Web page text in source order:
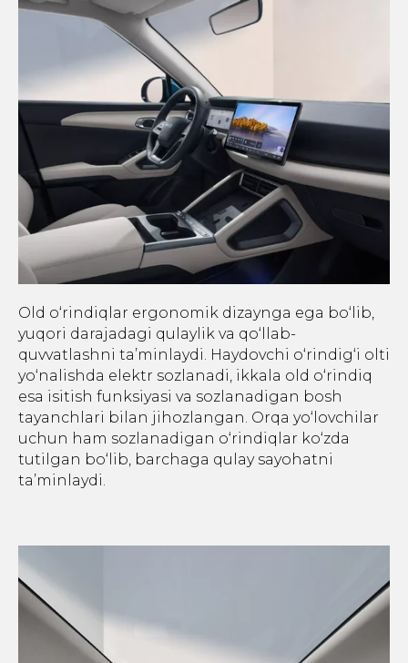
Old o‘rindiqlar ergonomik dizaynga ega bo‘lib,
yuqori darajadagi qulaylik va qo‘llab-
quvvatlashni ta’minlaydi. Haydovchi o‘rindig‘i olti
yo‘nalishda elektr sozlanadi, ikkala old o‘rindiq
esa isitish funksiyasi va sozlanadigan bosh
tayanchlari bilan jihozlangan. Orqa yo‘lovchilar
uchun ham sozlanadigan o‘rindiqlar ko‘zda
tutilgan bo‘lib, barchaga qulay sayohatni
ta’minlaydi.